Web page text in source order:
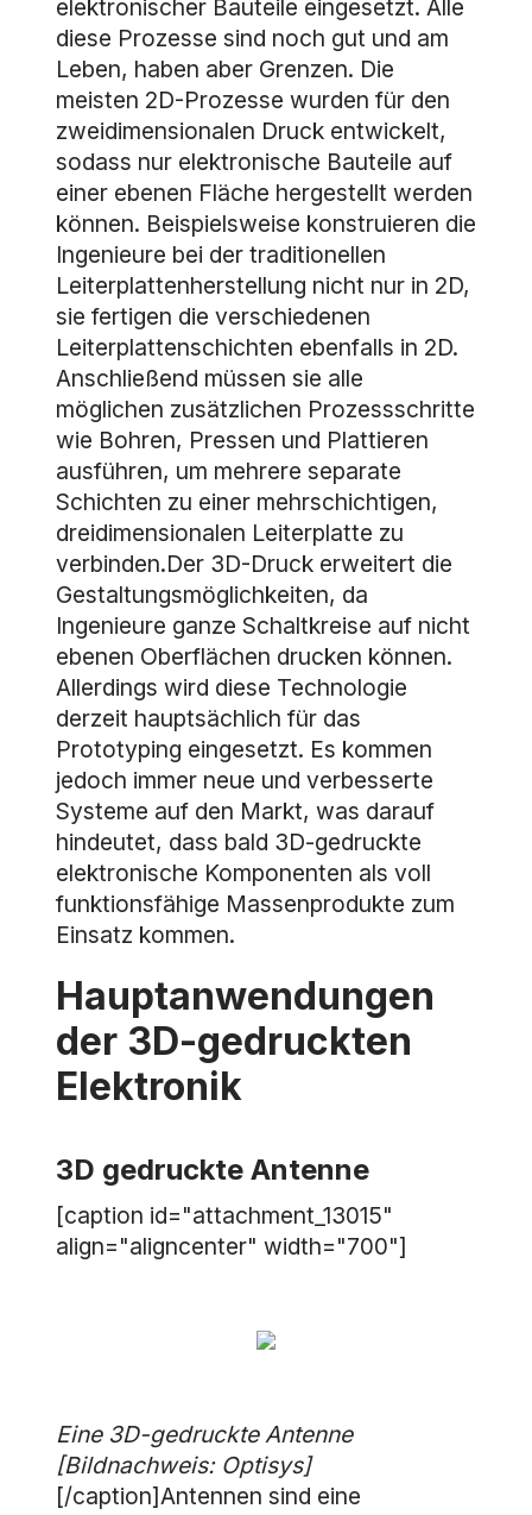
elektronischer Bauteile eingesetzt. Alle
diese Prozesse sind noch gut und am
Leben, haben aber Grenzen. Die
meisten 2D-Prozesse wurden für den
zweidimensionalen Druck entwickelt,
sodass nur elektronische Bauteile auf
einer ebenen Fläche hergestellt werden
können. Beispielsweise konstruieren die
Ingenieure bei der traditionellen
Leiterplattenherstellung nicht nur in 2D,
sie fertigen die verschiedenen
Leiterplattenschichten ebenfalls in 2D.
Anschließend müssen sie alle
möglichen zusätzlichen Prozessschritte
wie Bohren, Pressen und Plattieren
ausführen, um mehrere separate
Schichten zu einer mehrschichtigen,
dreidimensionalen Leiterplatte zu
verbinden.Der 3D-Druck erweitert die
Gestaltungsmöglichkeiten, da
Ingenieure ganze Schaltkreise auf nicht
ebenen Oberflächen drucken können.
Allerdings wird diese Technologie
derzeit hauptsächlich für das
Prototyping eingesetzt. Es kommen
jedoch immer neue und verbesserte
Systeme auf den Markt, was darauf
hindeutet, dass bald 3D-gedruckte
elektronische Komponenten als voll
funktionsfähige Massenprodukte zum
Einsatz kommen.
Hauptanwendungen
der 3D-gedruckten
Elektronik
3D gedruckte Antenne
[caption id="attachment_13015"
align="aligncenter" width="700"]
Eine 3D-gedruckte Antenne
[Bildnachweis: Optisys]
[/caption]Antennen sind eine